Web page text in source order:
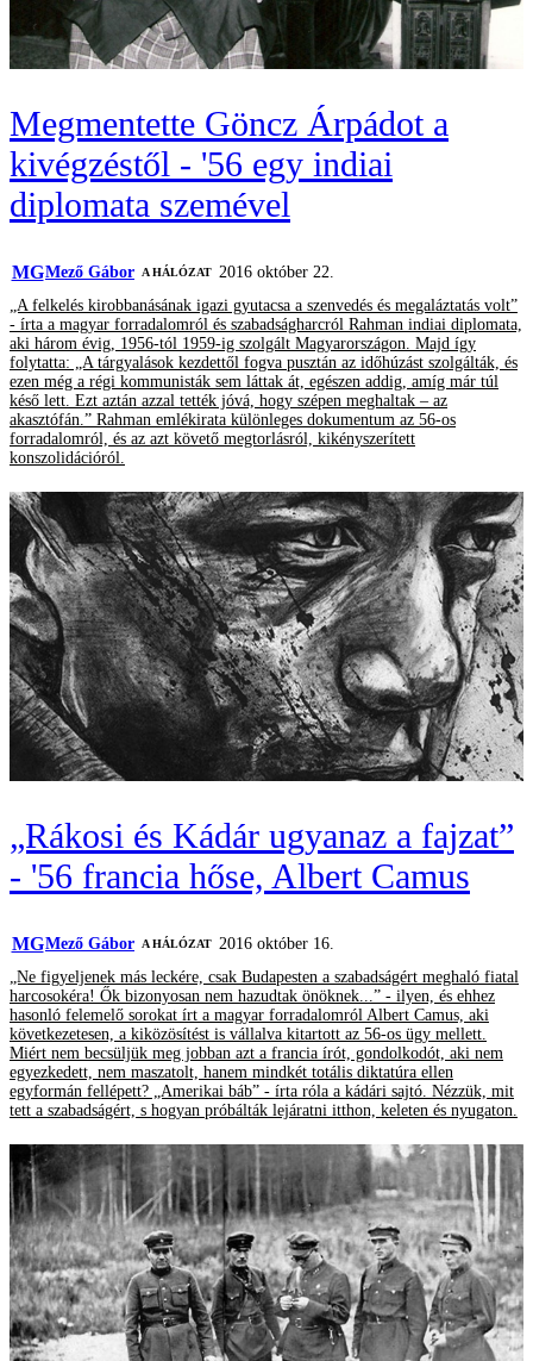
Megmentette Göncz Árpádot a
kivégzéstől - '56 egy indiai
diplomata szemével
MGMező Gábor A HÁLÓZAT 2016 október 22.
„A felkelés kirobbanásának igazi gyutacsa a szenvedés és megaláztatás volt”
- írta a magyar forradalomról és szabadságharcról Rahman indiai diplomata,
aki három évig, 1956-tól 1959-ig szolgált Magyarországon. Majd így
folytatta: „A tárgyalások kezdettől fogva pusztán az időhúzást szolgálták, és
ezen még a régi kommunisták sem láttak át, egészen addig, amíg már túl
késő lett. Ezt aztán azzal tették jóvá, hogy szépen meghaltak – az
akasztófán.” Rahman emlékirata különleges dokumentum az 56-os
forradalomról, és az azt követő megtorlásról, kikényszerített
konszolidációról.
„Rákosi és Kádár ugyanaz a fajzat”
- '56 francia hőse, Albert Camus
MGMező Gábor A HÁLÓZAT 2016 október 16.
„Ne figyeljenek más leckére, csak Budapesten a szabadságért meghaló fiatal
harcosokéra! Ők bizonyosan nem hazudtak önöknek...” - ilyen, és ehhez
hasonló felemelő sorokat írt a magyar forradalomról Albert Camus, aki
következetesen, a kiközösítést is vállalva kitartott az 56-os ügy mellett.
Miért nem becsüljük meg jobban azt a francia írót, gondolkodót, aki nem
egyezkedett, nem maszatolt, hanem mindkét totális diktatúra ellen
egyformán fellépett? „Amerikai báb” - írta róla a kádári sajtó. Nézzük, mit
tett a szabadságért, s hogyan próbálták lejáratni itthon, keleten és nyugaton.